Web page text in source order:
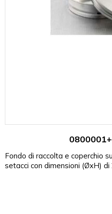
Fondo di raccolta e coperchio
setacci con dimensioni (ØxH) di